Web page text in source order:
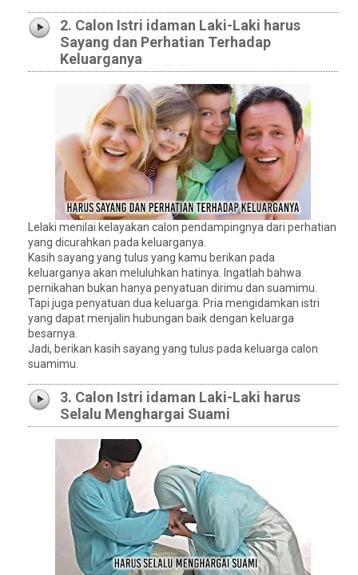
2. Calon Istri idaman Laki-Laki harus
Sayang dan Perhatian Terhadap
Keluarganya
Lelaki menilai kelayakan calon pendampingnya dari perhatian
yang dicurahkan pada keluarganya.
Kasih sayang yang tulus yang kamu berikan pada
keluarganya akan meluluhkan hatinya. Ingatlah bahwa
pernikahan bukan hanya penyatuan dirimu dan suamimu.
Tapi juga penyatuan dua keluarga. Pria mengidamkan istri
yang dapat menjalin hubungan baik dengan keluarga
besarnya.
Jadi, berikan kasih sayang yang tulus pada keluarga calon
suamimu.
3. Calon Istri idaman Laki-Laki harus
Selalu Menghargai Suami